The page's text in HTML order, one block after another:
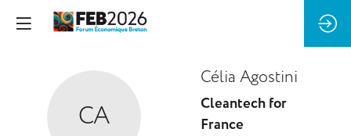
CA
CéliaAgostini
Cleantech for
France